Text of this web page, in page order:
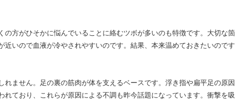
の方がひそかに悩んでいることに絡むツボが多いのも特徴です。大切な箇
近いので血液が冷やされやすいのです。結果、本来温めておきたいのです
れません。足の裏の筋肉が体を支えるベースです。浮き指や扁平足の原因
れており、これらが原因による不調も昨今話題になっています。衝撃を吸